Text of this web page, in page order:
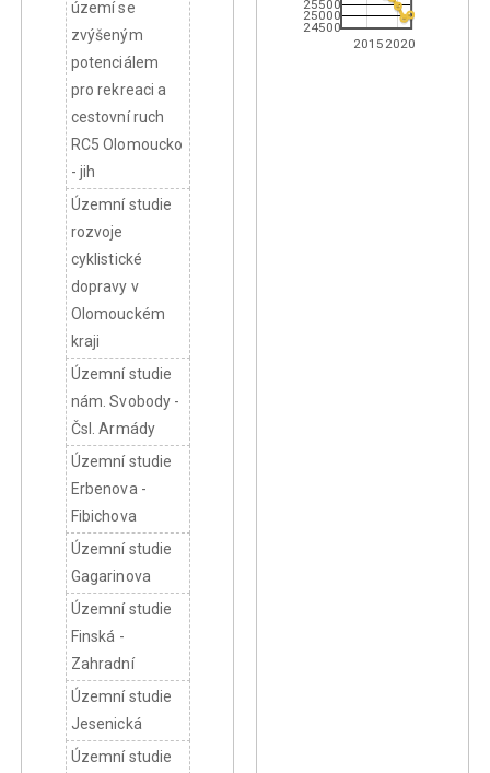
území se
zvýšeným
potenciálem
pro rekreaci a
cestovní ruch
RC5 Olomoucko
- jih
Územní studie
rozvoje
cyklistické
dopravy v
Olomouckém
kraji
Územní studie
nám. Svobody -
Čsl. Armády
Územní studie
Erbenova -
Fibichova
Územní studie
Gagarinova
Územní studie
Finská -
Zahradní
Územní studie
Jesenická
Územní studie
2015 2020
24500
25000
25500